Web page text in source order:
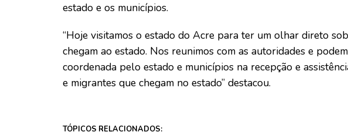
estado e os municípios.
“Hoje visitamos o estado do Acre para ter um olhar direto
chegam ao estado. Nos reunimos com as autoridades e
coordenada pelo estado e municípios na recepção e
e migrantes que chegam no estado” destacou.
TÓPICOS RELACIONADOS: